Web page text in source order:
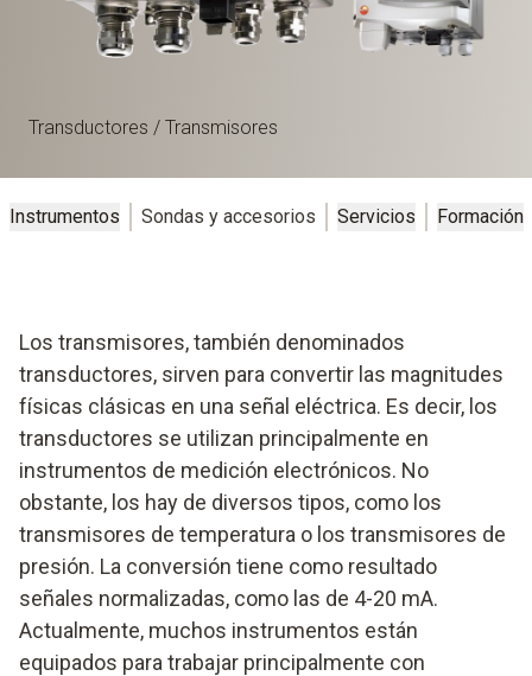
Transductores / Transmisores
Instrumentos Sondas y accesorios Servicios Formación
Los transmisores, también denominados
transductores, sirven para convertir las magnitudes
físicas clásicas en una señal eléctrica. Es decir, los
transductores se utilizan principalmente en
instrumentos de medición electrónicos. No
obstante, los hay de diversos tipos, como los
transmisores de temperatura o los transmisores de
presión. La conversión tiene como resultado
señales normalizadas, como las de 4-20 mA.
Actualmente, muchos instrumentos están
equipados para trabajar principalmente con